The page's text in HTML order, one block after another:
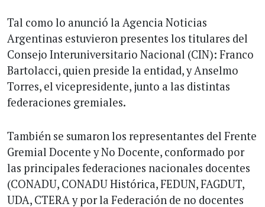
Tal como lo anunció la Agencia Noticias
Argentinas estuvieron presentes los titulares del
Consejo Interuniversitario Nacional (CIN): Franco
Bartolacci, quien preside la entidad, y Anselmo
Torres, el vicepresidente, junto a las distintas
federaciones gremiales.
También se sumaron los representantes del Frente
Gremial Docente y No Docente, conformado por
las principales federaciones nacionales docentes
(CONADU, CONADU Histórica, FEDUN, FAGDUT,
UDA, CTERA y por la Federación de no docentes